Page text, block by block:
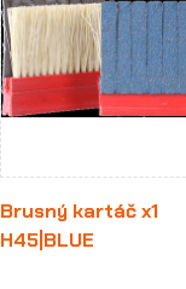
Brusný kartáč x1
H45|BLUE